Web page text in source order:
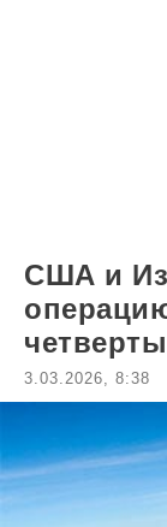
США и
3.03.2026, 8:38